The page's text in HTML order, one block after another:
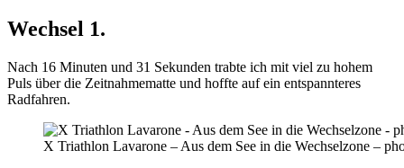
Wechsel 1.
Nach 16 Minuten und 31 Sekunden trabte ich mit viel zu hohem
Puls über die Zeitnahmematte und hoffte auf ein entspannteres
Radfahren.
X Triathlon Lavarone – Aus dem See in die Wechselzone –